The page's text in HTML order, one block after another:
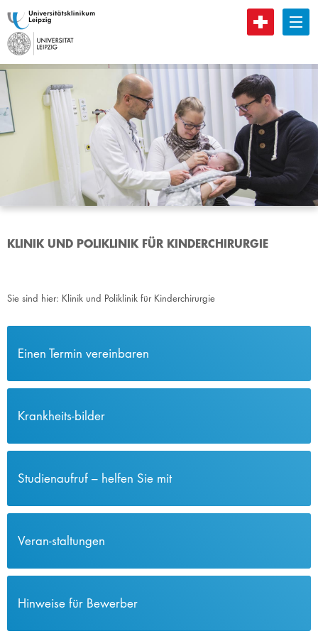
B
KLINIK UND POLIKLINIK FÜR KINDERCHIRURGIE
Sie sind hier: Klinik und Poliklinik für Kinderchirurgie
Einen Termin vereinbaren
Krankheits-bilder
Studienaufruf – helfen Sie mit
Veran-staltungen
Hinweise für Bewerber